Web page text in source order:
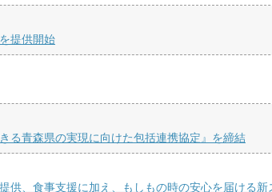
提供開始
る青森県の実現に向けた包括連携協定』を締結
供、食事支援に加え、もしもの時の安心を届ける新